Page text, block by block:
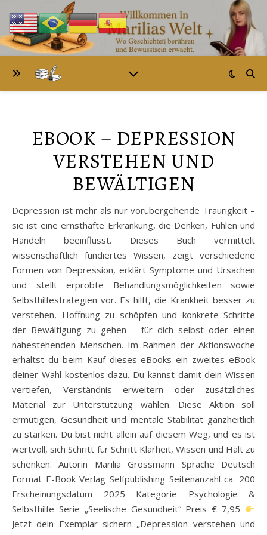
EBOOK – DEPRESSION
VERSTEHEN UND
BEWÄLTIGEN
Depression ist mehr als nur vorübergehende Traurigkeit –
sie ist eine ernsthafte Erkrankung, die Denken, Fühlen und
Handeln beeinflusst. Dieses Buch vermittelt
wissenschaftlich fundiertes Wissen, zeigt verschiedene
Formen von Depression, erklärt Symptome und Ursachen
und stellt erprobte Behandlungsmöglichkeiten sowie
Selbsthilfestrategien vor. Es hilft, die Krankheit besser zu
verstehen, Hoffnung zu schöpfen und konkrete Schritte
der Bewältigung zu gehen – für dich selbst oder einen
nahestehenden Menschen. Im Rahmen der Aktionswoche
erhältst du beim Kauf dieses eBooks ein zweites eBook
deiner Wahl kostenlos dazu. Du kannst damit dein Wissen
vertiefen, Verständnis erweitern oder zusätzliches
Material zur Unterstützung wählen. Diese Aktion soll
ermutigen, Gesundheit und mentale Stabilität ganzheitlich
zu stärken. Du bist nicht allein auf diesem Weg, und es ist
wertvoll, sich Schritt für Schritt Klarheit, Wissen und Halt zu
schenken. Autorin Marilia Grossmann Sprache Deutsch
Format E-Book Verlag Selfpublishing Seitenanzahl ca. 200
Erscheinungsdatum 2025 Kategorie Psychologie &
Selbsthilfe Serie „Seelische Gesundheit“ Preis € 7,95
Jetzt dein Exemplar sichern „Depression verstehen und